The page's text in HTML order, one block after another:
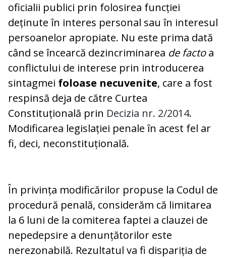
oficialii publici prin folosirea funcției
deținute în interes personal sau în interesul
persoanelor apropiate. Nu este prima dată
când se încearcă dezincriminarea de factoa
conflictului de interese prin introducerea
sintagmei foloase necuvenite, care a fost
respinsă deja de către Curtea
Constituțională prin Decizia nr. 2/2014.
Modificarea legislației penale în acest fel ar
fi, deci, neconstituțională.
În privința modificărilor propuse la Codul de
procedură penală, considerăm că limitarea
la 6 luni de la comiterea faptei a clauzei de
nepedepsire a denunțătorilor este
nerezonabilă. Rezultatul va fi dispariția de